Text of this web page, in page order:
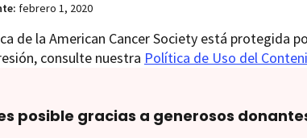
febrero 1, 2020
de la American Cancer Society está protegida
consulte nuestra Política de Uso del
posible gracias a generosos